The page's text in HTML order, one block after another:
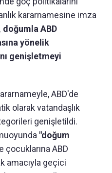
kararnamesine imza
ABD
yönelik
genişletmeyi
ABD'de
olarak vatandaşlık
genişletildi.
"doğum
çocuklarına ABD
amacıyla geçici